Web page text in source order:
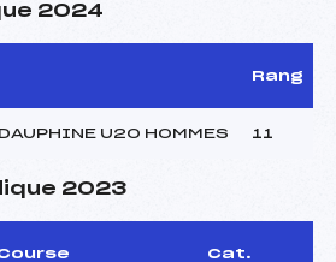
2024
Rang
U20 HOMMES 11
2023
Cat.